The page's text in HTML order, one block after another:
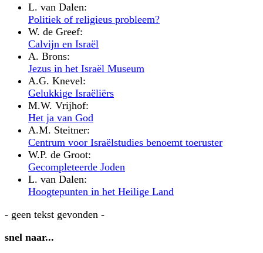
L. van Dalen:
Politiek of religieus probleem?
W. de Greef:
Calvijn en Israël
A. Brons:
Jezus in het Israël Museum
A.G. Knevel:
Gelukkige Israëliërs
M.W. Vrijhof:
Het ja van God
A.M. Steitner:
Centrum voor Israëlstudies benoemt toeruster
W.P. de Groot:
Gecompleteerde Joden
L. van Dalen:
Hoogtepunten in het Heilige Land
- geen tekst gevonden -
snel naar...